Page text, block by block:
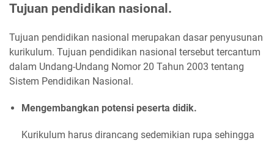
Tujuan pendidikan nasional.
Tujuan pendidikan nasional merupakan dasar penyusunan
kurikulum. Tujuan pendidikan nasional tersebut tercantum
dalam Undang-Undang Nomor 20 Tahun 2003 tentang
Sistem Pendidikan Nasional.
Mengembangkan potensi peserta didik.
Kurikulum harus dirancang sedemikian rupa sehingga